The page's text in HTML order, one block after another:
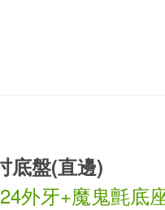
底盤(直邊)
外牙+魔鬼氈底